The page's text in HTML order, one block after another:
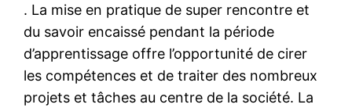
. La mise en pratique de super rencontre et
du savoir encaissé pendant la période
d’apprentissage offre l’opportunité de cirer
les compétences et de traiter des nombreux
projets et tâches au centre de la société. La